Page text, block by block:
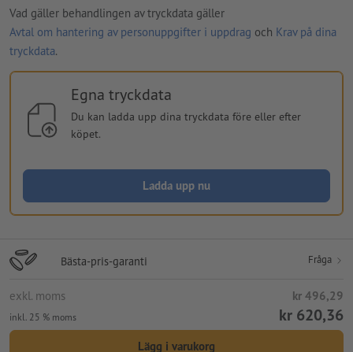
Vad gäller behandlingen av tryckdata gäller
Avtal om hantering av personuppgifter i uppdrag och Krav på dina
tryckdata.
Egna tryckdata
Du kan ladda upp dina tryckdata före eller efter
köpet.
Ladda upp nu
Bästa-pris-garanti Fråga
exkl. moms kr 496,29
inkl. 25 % moms kr 620,36
Lägg i varukorg